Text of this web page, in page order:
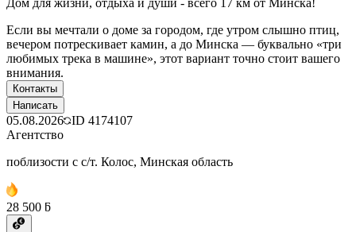
Если вы мечтали о доме за городом, где утром слышно птиц,
вечером потрескивает камин, а до Минска — буквально «три
любимых трека в машине», этот вариант точно стоит вашего
внимания.
Контакты
Написать
05.08.2026 ID 4174107
Агентство
поблизости с с/т. Колос, Минская область
28 500 ƃ